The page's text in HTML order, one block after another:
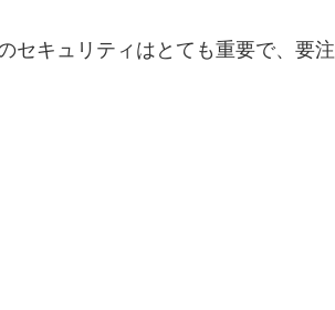
セキュリティはとても重要で、要注